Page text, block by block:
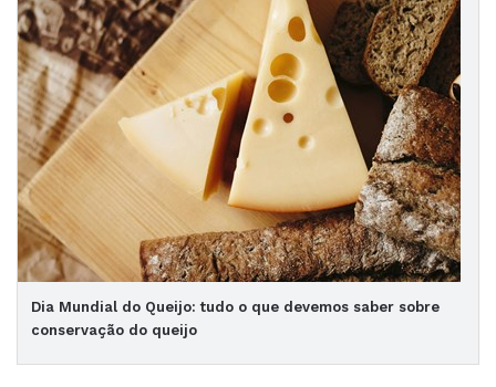
Dia Mundial do Queijo: tudo o que devemos saber sobre
conservação do queijo